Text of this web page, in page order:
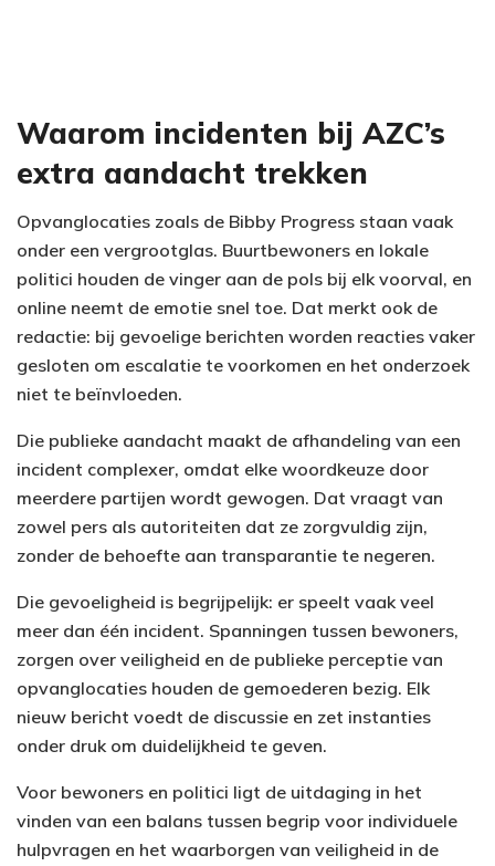
Waarom incidenten bij AZC’s
extra aandacht trekken
Opvanglocaties zoals de Bibby Progress staan vaak
onder een vergrootglas. Buurtbewoners en lokale
politici houden de vinger aan de pols bij elk voorval, en
online neemt de emotie snel toe. Dat merkt ook de
redactie: bij gevoelige berichten worden reacties vaker
gesloten om escalatie te voorkomen en het onderzoek
niet te beïnvloeden.
Die publieke aandacht maakt de afhandeling van een
incident complexer, omdat elke woordkeuze door
meerdere partijen wordt gewogen. Dat vraagt van
zowel pers als autoriteiten dat ze zorgvuldig zijn,
zonder de behoefte aan transparantie te negeren.
Die gevoeligheid is begrijpelijk: er speelt vaak veel
meer dan één incident. Spanningen tussen bewoners,
zorgen over veiligheid en de publieke perceptie van
opvanglocaties houden de gemoederen bezig. Elk
nieuw bericht voedt de discussie en zet instanties
onder druk om duidelijkheid te geven.
Voor bewoners en politici ligt de uitdaging in het
vinden van een balans tussen begrip voor individuele
hulpvragen en het waarborgen van veiligheid in de